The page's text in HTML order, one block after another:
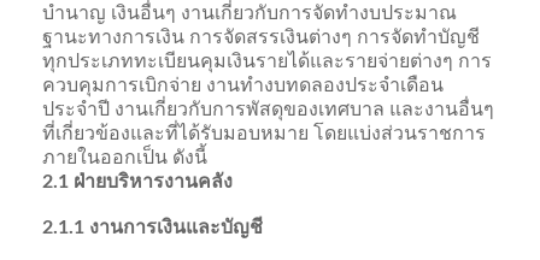
บำนาญ เงินอื่นๆ งานเกี่ยวกับการจัดทำงบประมาณ
ฐานะทางการเงิน การจัดสรรเงินต่างๆ การจัดทำบัญชี
ทุกประเภททะเบียนคุมเงินรายได้และรายจ่ายต่างๆ การ
ควบคุมการเบิกจ่าย งานทำงบทดลองประจำเดือน
ประจำปี งานเกี่ยวกับการพัสดุของเทศบาล และงานอื่นๆ
ที่เกี่ยวข้องและที่ได้รับมอบหมาย โดยแบ่งส่วนราชการ
ภายในออกเป็น ดังนี้
2.1 ฝ่ายบริหารงานคลัง
2.1.1 งานการเงินและบัญชี